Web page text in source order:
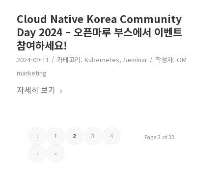
Cloud Native Korea Community
Day 2024 – 오픈마루 부스에서 이벤트
참여하세요!
2024-09-11 / 카테고리: Kubernetes, Seminar / 작성자: OM
marketing
자세히 보기
Page 2 of 33
‹ 1 2 3 4
› »